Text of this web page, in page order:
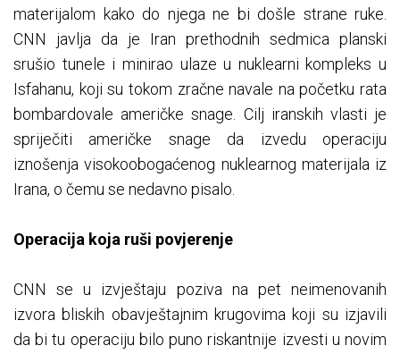
materijalom kako do njega ne bi došle strane ruke.
CNN javlja da je Iran prethodnih sedmica planski
srušio tunele i minirao ulaze u nuklearni kompleks u
Isfahanu, koji su tokom zračne navale na početku rata
bombardovale američke snage. Cilj iranskih vlasti je
spriječiti američke snage da izvedu operaciju
iznošenja visokoobogaćenog nuklearnog materijala iz
Irana, o čemu se nedavno pisalo.
Operacija koja ruši povjerenje
CNN se u izvještaju poziva na pet neimenovanih
izvora bliskih obavještajnim krugovima koji su izjavili
da bi tu operaciju bilo puno riskantnije izvesti u novim